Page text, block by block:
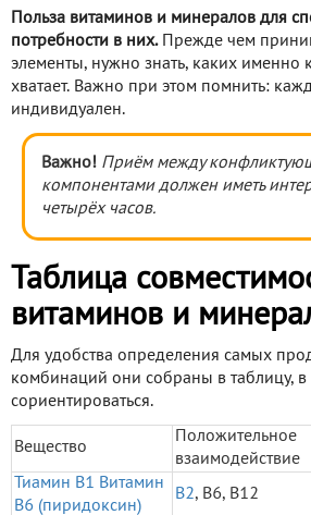
Польза витаминов и минералов для
потребности в них.Прежде чем
элементы, нужно знать, каких именно
хватает. Важно при этом помнить:
индивидуален.
Важно! Приём между
компонентами должен иметь
четырёх часов.
Таблица
витаминов и
Для удобства определения самых
комбинаций они собраны в таблицу, в
сориентироваться.
Вещество
Положительное
взаимодействие
Тиамин В1
Витамин
В6 (пиридоксин)
В2, В6, В12